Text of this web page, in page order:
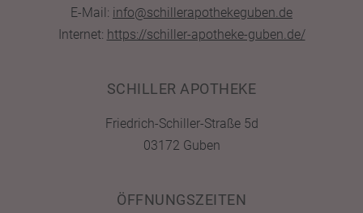
E-Mail: info@schillerapothekeguben.de
Internet: https://schiller-apotheke-guben.de/
SCHILLER APOTHEKE
Friedrich-Schiller-Straße 5d
03172 Guben
ÖFFNUNGSZEITEN